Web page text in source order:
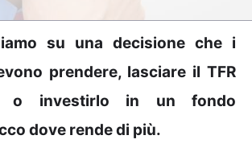
su una decisione che i
prendere, lasciare il TFR
o investirlo in un fondo
dove rende di più.